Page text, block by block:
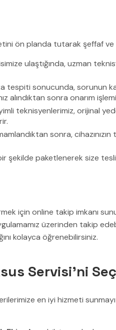
ön planda tutarak şeffaf ve
ulaştığında, uzman
tespiti sonucunda, sorunun
alındıktan sonra onarım
teknisyenlerimiz, orijinal
sonra,
şekilde paketlenerek size
için online takip imkanı
üzerinden takip
kolayca öğrenebilirsiniz.
Servisi’ni
en iyi hizmeti